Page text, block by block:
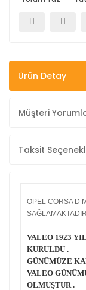
Ürün Detay
Müşteri
Taksit
OPEL CORSA D
VALEO 1923
KURULDU .
GÜNÜMÜZE
VALEO
OLMUŞTUR .